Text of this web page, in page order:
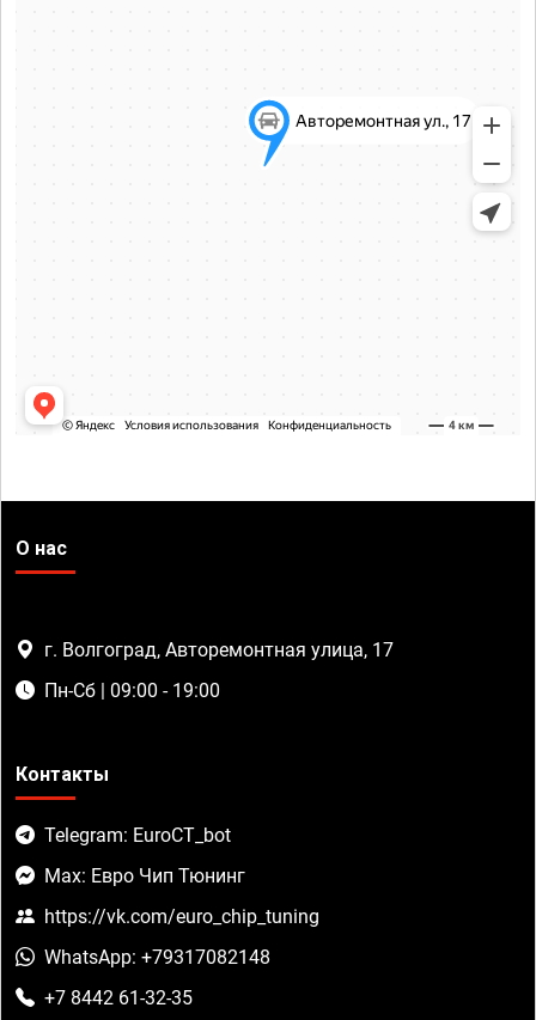
О нас
г. Волгоград, Авторемонтная улица, 17
Пн-Сб | 09:00 - 19:00
Контакты
Telegram: EuroCT_bot
Max: Евро Чип Тюнинг
https://vk.com/euro_chip_tuning
WhatsApp: +79317082148
+7 8442 61-32-35